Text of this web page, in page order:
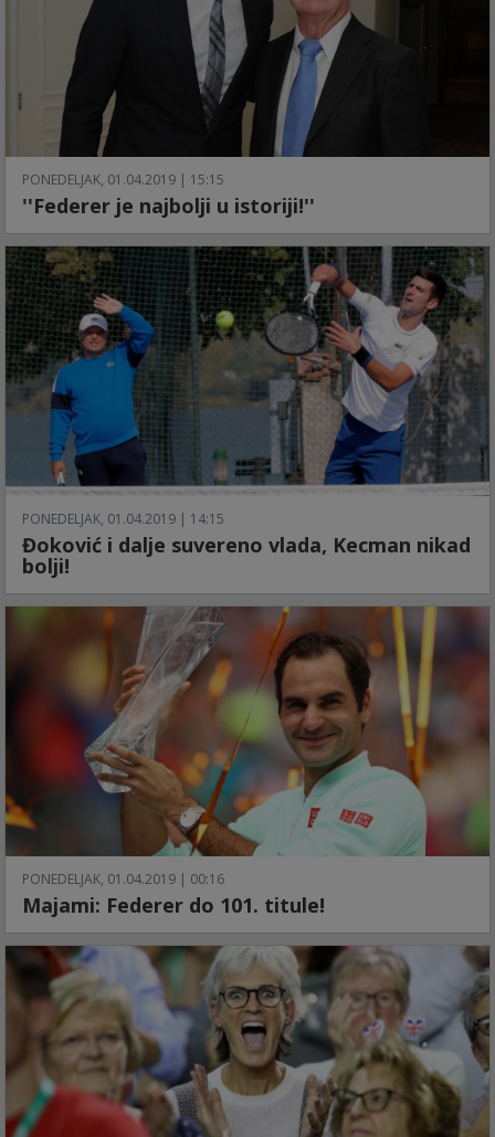
PONEDELJAK, 01.04.2019 | 15:15
''Federer je najbolji u istoriji!''
PONEDELJAK, 01.04.2019 | 14:15
Đoković i dalje suvereno vlada, Kecman nikad
bolji!
PONEDELJAK, 01.04.2019 | 00:16
Majami: Federer do 101. titule!